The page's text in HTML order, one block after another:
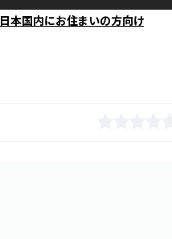
日本国内にお住まいの方向け